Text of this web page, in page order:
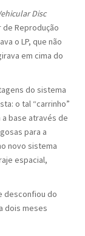
Disc
de Reprodução
o LP, que não
em cima do
do sistema
o tal “carrinho”
base através de
para a
novo sistema
espacial,
desconfiou do
dois meses